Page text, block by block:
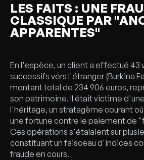
LES FAITS : UNE
CLASSIQUE PAR
APPARENTES"
En l'espèce, un client a effectué 43
successifs vers l'étranger (Burkina
montant total de 234 906 euros,
son patrimoine. Il était victime
l'héritage, un stratagème courant
une fortune contre le paiement de
Ces opérations s'étalaient sur
constituant un faisceau d'indices
fraude en cours.